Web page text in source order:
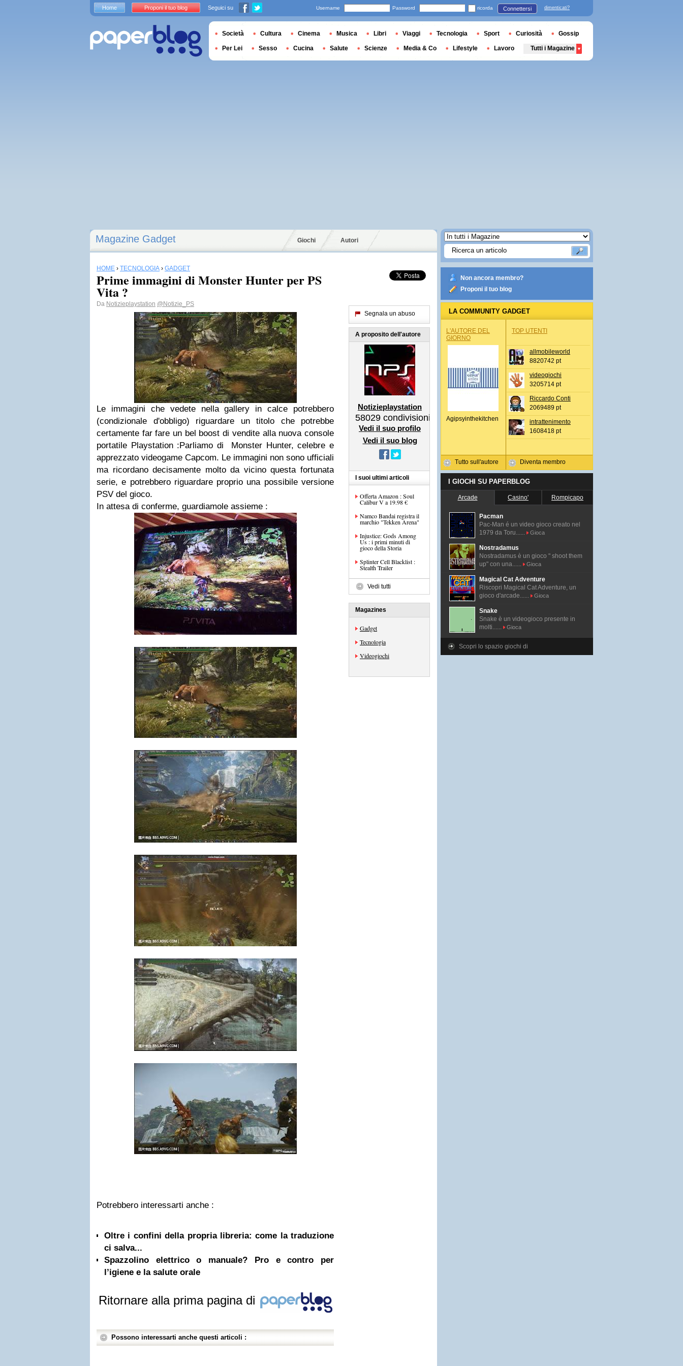
Magazine Gadget Giochi Autori
HOME › TECNOLOGIA › GADGET
Prime immagini di Monster Hunter per PS
Vita ?
Da Notizieplaystation @Notizie_PS
Le immagini che vedete nella gallery in calce potrebbero
(condizionale d'obbligo) riguardare un titolo che potrebbe
certamente far fare un bel boost di vendite alla nuova console
portatile Playstation :Parliamo di Monster Hunter, celebre e
apprezzato videogame Capcom. Le immagini non sono ufficiali
ma ricordano decisamente molto da vicino questa fortunata
serie, e potrebbero riguardare proprio una possibile versione
PSV del gioco.
In attesa di conferme, guardiamole assieme :
Potrebbero interessarti anche :
Oltre i confini della propria libreria: come la traduzione
ci salva...
Spazzolino elettrico o manuale? Pro e contro per
l’igiene e la salute orale
Ritornare alla prima pagina di
Possono interessarti anche questi articoli :
Segnala un abuso
A proposito dell'autore
Notizieplaystation
58029 condivisioni
Vedi il suo profilo
Vedi il suo blog
I suoi ultimi articoli
Offerta Amazon : Soul
Calibur V a 19.98 €
Namco Bandai registra il
marchio "Tekken Arena"
Injustice: Gods Among
Us : i primi minuti di
gioco della Storia
Splinter Cell Blacklist :
Stealth Trailer
Vedi tutti
Magazines
Gadget
Tecnologia
Videogiochi
Non ancora membro?
Proponi il tuo blog
LA COMMUNITY GADGET
L'AUTORE DEL
GIORNO
Agipsyinthekitchen
Tutto sull'autore
TOP UTENTI
allmobileworld
8820742 pt
videogiochi
3205714 pt
Riccardo Conti
2069489 pt
intrattenimento
1608418 pt
Diventa membro
I GIOCHI SU PAPERBLOG
Arcade Casino' Rompicapo
Pacman
Pac-Man é un video gioco creato nel
1979 da Toru......
Gioca
Nostradamus
Nostradamus è un gioco " shoot them
up" con una......
Gioca
Magical Cat Adventure
Riscopri Magical Cat Adventure, un
gioco d'arcade......
Gioca
Snake
Snake è un videogioco presente in
molti......
Gioca
Scopri lo spazio giochi di
Home Proponi il tuo blog Seguici su Username Password ricorda Connettersi dimenticati?
Società Cultura Cinema Musica Libri Viaggi Tecnologia Sport Curiosità Gossip
Per Lei Sesso Cucina Salute Scienze Media & Co Lifestyle Lavoro Tutti i Magazine